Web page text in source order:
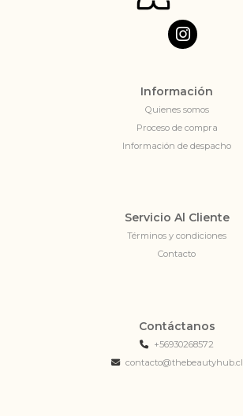
Información
Quienes somos
Proceso de compra
Información de despacho
Servicio Al Cliente
Términos y condiciones
Contacto
Contáctanos
+56930268572
contacto@thebeautyhub.cl